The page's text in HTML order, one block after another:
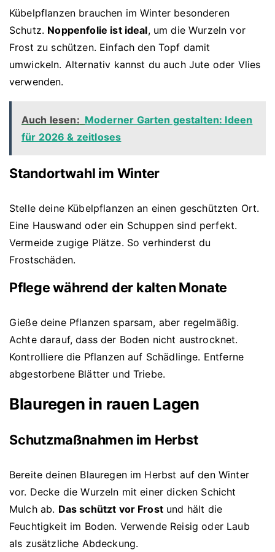
Kübelpflanzen brauchen im Winter besonderen
Schutz. Noppenfolie ist ideal, um die Wurzeln vor
Frost zu schützen. Einfach den Topf damit
umwickeln. Alternativ kannst du auch Jute oder Vlies
verwenden.
Auch lesen: Moderner Garten gestalten: Ideen
für 2026 & zeitloses
Standortwahl im Winter
Stelle deine Kübelpflanzen an einen geschützten Ort.
Eine Hauswand oder ein Schuppen sind perfekt.
Vermeide zugige Plätze. So verhinderst du
Frostschäden.
Pflege während der kalten Monate
Gieße deine Pflanzen sparsam, aber regelmäßig.
Achte darauf, dass der Boden nicht austrocknet.
Kontrolliere die Pflanzen auf Schädlinge. Entferne
abgestorbene Blätter und Triebe.
Blauregen in rauen Lagen
Schutzmaßnahmen im Herbst
Bereite deinen Blauregen im Herbst auf den Winter
vor. Decke die Wurzeln mit einer dicken Schicht
Mulch ab. Das schützt vor Frostund hält die
Feuchtigkeit im Boden. Verwende Reisig oder Laub
als zusätzliche Abdeckung.